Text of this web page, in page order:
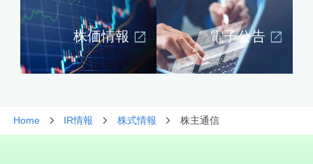
株価情報 電子公告
Home IR情報 株式情報 株主通信